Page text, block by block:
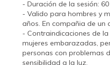
- Duración de la sesión:
- Valido para hombres y
años. En compañia de un
- Contraindicaciones de
mujeres embarazadas,
personas con problemas
sensibilidad a la luz.